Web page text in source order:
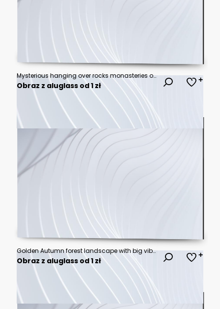
Mysterious hanging over rocks monasteries of Meteora, Greece
Obraz z aluglass od 1 zł
Golden Autumn forest landscape with big vibrant trees
Obraz z aluglass od 1 zł